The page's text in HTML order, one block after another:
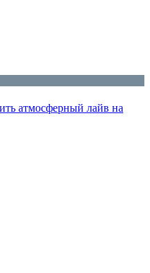
атмосферный лайв на